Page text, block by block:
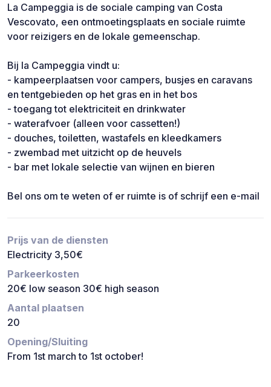
La Campeggia is de sociale camping van Costa
Vescovato, een ontmoetingsplaats en sociale ruimte
voor reizigers en de lokale gemeenschap.
Bij la Campeggia vindt u:
- kampeerplaatsen voor campers, busjes en caravans
en tentgebieden op het gras en in het bos
- toegang tot elektriciteit en drinkwater
- waterafvoer (alleen voor cassetten!)
- douches, toiletten, wastafels en kleedkamers
- zwembad met uitzicht op de heuvels
- bar met lokale selectie van wijnen en bieren
Bel ons om te weten of er ruimte is of schrijf een e-mail
Prijs van de diensten
Electricity 3,50€
Parkeerkosten
20€ low season 30€ high season
Aantal plaatsen
20
Opening/Sluiting
From 1st march to 1st october!